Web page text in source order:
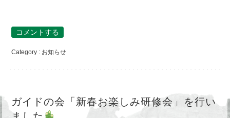
コメントする
Category : お知らせ
ガイドの会「新春お楽しみ研修会」を行い